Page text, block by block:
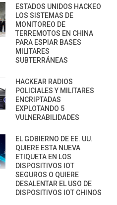
ESTADOS UNIDOS HACKEO
LOS SISTEMAS DE
MONITOREO DE
TERREMOTOS EN CHINA
PARA ESPIAR BASES
MILITARES
SUBTERRÁNEAS
HACKEAR RADIOS
POLICIALES Y MILITARES
ENCRIPTADAS
EXPLOTANDO 5
VULNERABILIDADES
EL GOBIERNO DE EE. UU.
QUIERE ESTA NUEVA
ETIQUETA EN LOS
DISPOSITIVOS IOT
SEGUROS O QUIERE
DESALENTAR EL USO DE
DISPOSITIVOS IOT CHINOS